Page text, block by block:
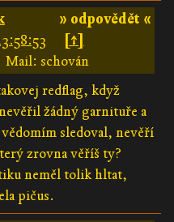
» odpovědět «
[↑]
Mail: schován
redflag, když
žádný garnituře a
sledoval, nevěří
zrovna věříš ty?
neměl tolik hltat,
pičus.